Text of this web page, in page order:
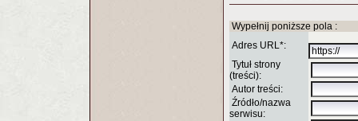
Wypełnij poniższe pola :
Adres URL*:
Tytuł strony
(treści):
Autor treści:
Źródło/nazwa
serwisu: